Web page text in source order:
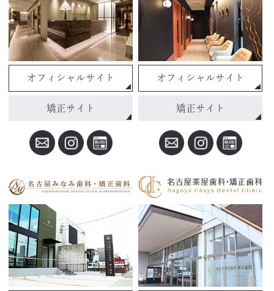
オフィシャルサイト
矯正サイト
オフィシャルサイト
矯正サイト